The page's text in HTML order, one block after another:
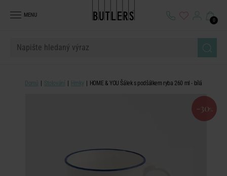
MENU
0
Domů Stolování Hrnky HOME & YOU Šálek s podšálkem ryba 260 ml - bílá
-30 %